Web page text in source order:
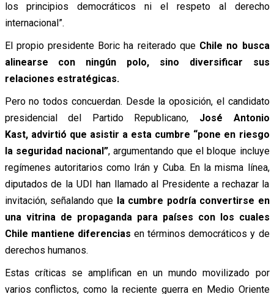
los principios democráticos ni el respeto al derecho
internacional”.
El propio presidente Boric ha reiterado que Chile no busca
alinearse con ningún polo, sino diversificar sus
relaciones estratégicas.
Pero no todos concuerdan. Desde la oposición, el candidato
presidencial del Partido Republicano, José Antonio
Kast, advirtió que asistir a esta cumbre “pone en riesgo
la seguridad nacional”, argumentando que el bloque incluye
regímenes autoritarios como Irán y Cuba. En la misma línea,
diputados de la UDI han llamado al Presidente a rechazar la
invitación, señalando que la cumbre podría convertirse en
una vitrina de propaganda para países con los cuales
Chile mantiene diferencias en términos democráticos y de
derechos humanos.
Estas críticas se amplifican en un mundo movilizado por
varios conflictos, como la reciente guerra en Medio Oriente